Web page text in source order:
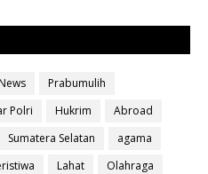
Prabumulih
Polri Hukrim
Abroad
Sumatera Selatan
agama
Lahat
Olahraga